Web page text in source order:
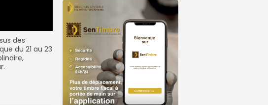
des
du 21 au 23